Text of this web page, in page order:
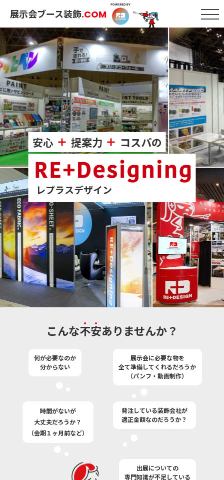
展示会ブース装飾.COM
安心 提案力 コスパの
レプラスデザイン
こんな不安ありませんか？
何が必要なのか
分からない
発注している装飾会社が
適正金額なのだろうか？
展示会に必要な物を
全て準備してくれるだろうか
（パンフ・動画制作）
時間がないが
大丈夫だろうか？
（会期１ヶ月前など）
出展についての
専門知識が不足している